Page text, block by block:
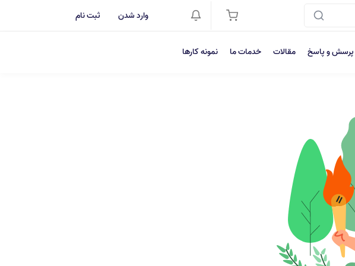
وارد شدن ثبت نام
پرسش و پاسخ مقالات خدمات ما نمونه کارها